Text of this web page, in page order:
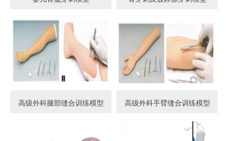
高级外科腿部缝合训练模型 高级外科手臂缝合训练模型